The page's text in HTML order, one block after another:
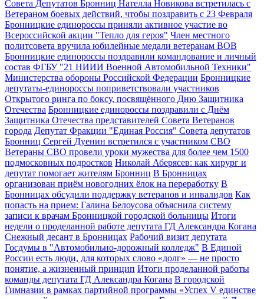
Совета Депутатов Бронниц Нателла Новикова встретилась с
Ветераном боевых действий, чтобы поздравить с 23 Февраля
Бронницкие единороссы приняли активное участие во
Всероссийской акции "Тепло для героя" Член местного
политсовета вручила юбилейные медали ветеранам ВОВ
Бронницкие единороссы поздравили командование и личный
состав ФГБУ "21 НИИИ Военной Автомобильной Техники"
Министерства обороны Российской Федерации Бронницкие
депутаты-единороссы поприветствовали участников
Открытого ринга по боксу, посвящённого Дню Защитника
Отечества Бронницкие единороссы поздравили с Днём
Защитника Отечества представителей Совета Ветеранов
города Депутат Фракции "Единая Россия" Совета депутатов
Бронниц Сергей Дуенин встретился с участником СВО
Ветераны СВО провели уроки мужества для более чем 1500
подмосковных подростков Николай Аберясев: как хирург и
депутат помогает жителям Бронниц В Бронницах
организован приём новогодних ёлок на переработку В
Бронницах обсудили поддержку ветеранов и инвалидов Как
попасть на прием: Галина Белоусова объяснила систему
записи к врачам Бронницкой городской больницы Итоги
недели о проделанной работе депутата ГД Александра Когана
Снежный десант в Бронницах Рабочий визит депутата
Госдумы в "Автомобильно-дорожный колледж" В Единой
России есть люди, для которых слово «долг» — не просто
понятие, а жизненный принцип Итоги проделанной работы
команды депутата ГД Александра Когана В городской
Гимназии в рамках партийной программы «Успех V единстве